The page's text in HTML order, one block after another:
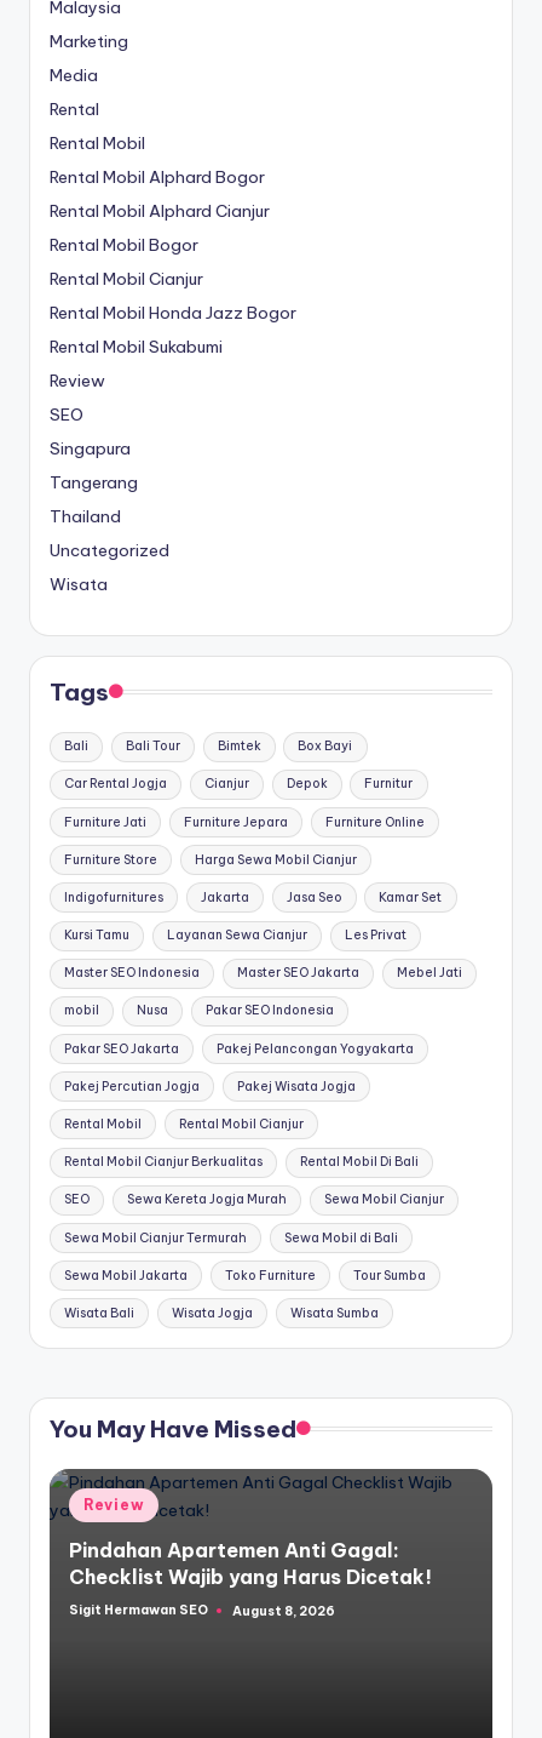
Malaysia
Marketing
Media
Rental
Rental Mobil
Rental Mobil Alphard Bogor
Rental Mobil Alphard Cianjur
Rental Mobil Bogor
Rental Mobil Cianjur
Rental Mobil Honda Jazz Bogor
Rental Mobil Sukabumi
Review
SEO
Singapura
Tangerang
Thailand
Uncategorized
Wisata
Tags
Bali Bali Tour Bimtek Box Bayi
Car Rental Jogja Cianjur Depok Furnitur
Furniture Jati Furniture Jepara Furniture Online
Furniture Store Harga Sewa Mobil Cianjur
Indigofurnitures Jakarta Jasa Seo Kamar Set
Kursi Tamu Layanan Sewa Cianjur Les Privat
Master SEO Indonesia Master SEO Jakarta Mebel Jati
mobil Nusa Pakar SEO Indonesia
Pakar SEO Jakarta Pakej Pelancongan Yogyakarta
Pakej Percutian Jogja Pakej Wisata Jogja
Rental Mobil Rental Mobil Cianjur
Rental Mobil Cianjur Berkualitas Rental Mobil Di Bali
SEO Sewa Kereta Jogja Murah Sewa Mobil Cianjur
Sewa Mobil Cianjur Termurah Sewa Mobil di Bali
Sewa Mobil Jakarta Toko Furniture Tour Sumba
Wisata Bali Wisata Jogja Wisata Sumba
You May Have Missed
Posted
in
Review
Pindahan Apartemen Anti Gagal:
Checklist Wajib yang Harus Dicetak!
Posted
Sigit Hermawan SEO August 8, 2026